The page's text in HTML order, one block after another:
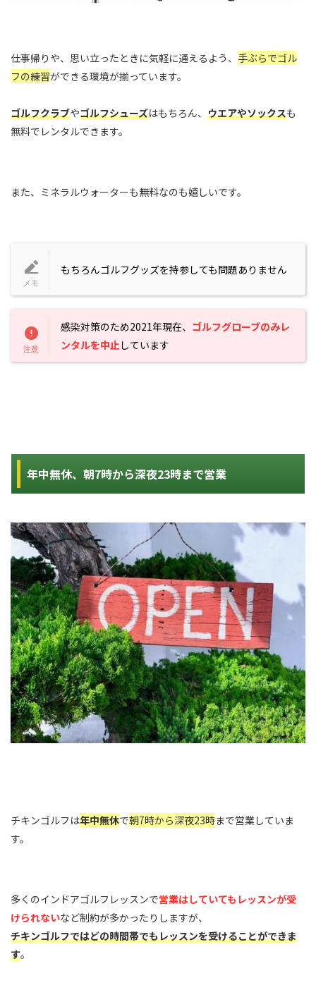
仕事帰りや、思い立ったときに気軽に通えるよう、 手ぶらでゴル
フの練習ができる環境が揃っています。
ゴルフクラブやゴルフシューズはもちろん、 ウエアやソックスも
無料でレンタルできます。
また、ミネラルウォーターも無料なのも嬉しいです。
もちろんゴルフグッズを持参しても問題ありません
感染対策のため2021年現在、 ゴルフグローブのみレ
ンタルを中止 しています
年中無休、朝7時から深夜23時まで営業
チキンゴルフは年中無休で朝7時から深夜23時まで営業していま
す。
多くのインドアゴルフレッスンで営業はしていてもレッスンが受
けられないなど制約が多かったりしますが、
チキンゴルフではどの時間帯でもレッスンを受けることができま
す。